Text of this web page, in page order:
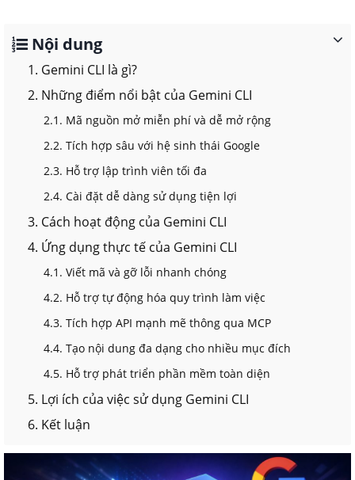
Nội dung
1. Gemini CLI là gì?
2. Những điểm nổi bật của Gemini CLI
2.1. Mã nguồn mở miễn phí và dễ mở rộng
2.2. Tích hợp sâu với hệ sinh thái Google
2.3. Hỗ trợ lập trình viên tối đa
2.4. Cài đặt dễ dàng sử dụng tiện lợi
3. Cách hoạt động của Gemini CLI
4. Ứng dụng thực tế của Gemini CLI
4.1. Viết mã và gỡ lỗi nhanh chóng
4.2. Hỗ trợ tự động hóa quy trình làm việc
4.3. Tích hợp API mạnh mẽ thông qua MCP
4.4. Tạo nội dung đa dạng cho nhiều mục đích
4.5. Hỗ trợ phát triển phần mềm toàn diện
5. Lợi ích của việc sử dụng Gemini CLI
6. Kết luận